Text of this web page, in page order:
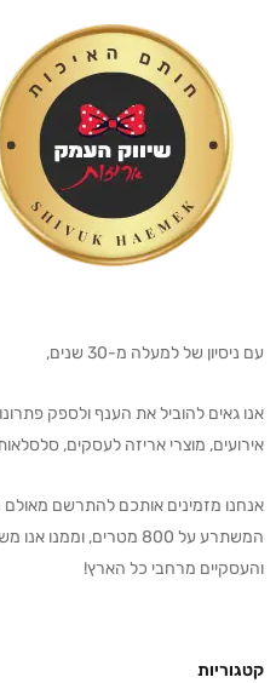
עם ניסיון של למעלה מ-30 שנים,
אנו גאים להוביל את הענף ולספק
אירועים, מוצרי אריזה לעסקים,
אנחנו מזמינים אותכם להתרשם מאולם
המשתרע על 800 מטרים,
והעסקיים מרחבי כל הארץ!
קטגוריות